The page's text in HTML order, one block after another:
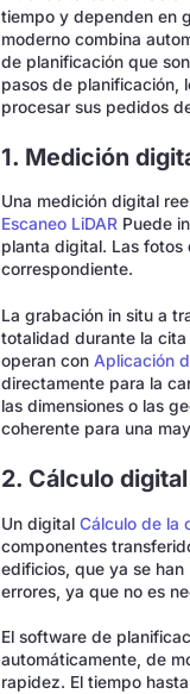
tiempo y dependen en
moderno combina
de planificación que
pasos de planificación,
procesar sus pedidos
1. Medición
Una medición digital
Escaneo LiDAR Puede
planta digital. Las fotos
correspondiente.
La grabación in situ a
totalidad durante la
operan con Aplicación
directamente para la
las dimensiones o las
coherente para una
2. Cálculo
Un digitalCálculo de la
componentes
edificios, que ya se
errores, ya que no es
El software de
automáticamente, de
rapidez. El tiempo